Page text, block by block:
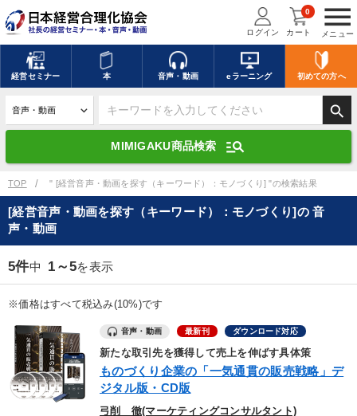
menu
メニュー
ログイン カート
0
経営セミナー 本 音声・動画 eラーニング 初めての方へ
search
MIMIGAKU商品検索 manage_search
キーワードを入力して探す
デジタル版対応のみ検索結果に表示する
search 上記の条件で検索
mic 講演収録物を探す
全国経営者セミナー講演収録物（全1315タイトル）からお探しいただけ
ます
優秀各社の智恵と戦略 事業家のロマンと経営
若手異才経営者の発想
TOP " [経営音声・動画を探す（キーワード）：モノづくり] "の検索結果
[経営音声・動画を探す（キーワード）：モノづくり]の 音
声・動画
5件中 1～5を表示
※価格はすべて税込み(10%)です
音声・動画 最新刊 ダウンロード対応
新たな取引先を獲得して売上を伸ばす具体策
ものづくり企業の「一気通貫の販売戦略」デ
ジタル版・CD版
弓削 徹(マーケティングコンサルタント)